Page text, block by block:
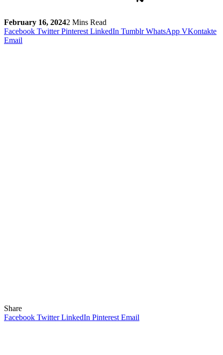
February 16, 20242 Mins Read
Facebook Twitter Pinterest LinkedIn Tumblr WhatsApp VKontakte
Email
Share
Facebook Twitter LinkedIn Pinterest Email